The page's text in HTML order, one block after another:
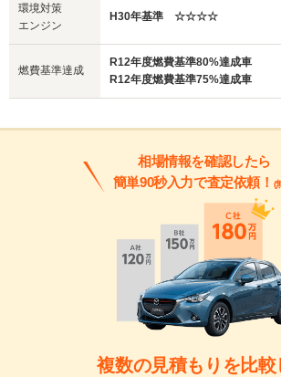
環境対策
エンジン
H30年基準 ☆☆☆☆
燃費基準達成
R12年度燃費基準80%達成車
R12年度燃費基準75%達成車
相場情報を確認したら
簡単90秒入力で査定依頼！ (
複数の見積もりを比較